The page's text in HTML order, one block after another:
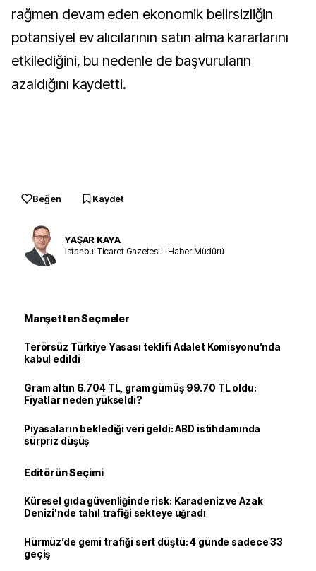
rağmen devam eden ekonomik belirsizliğin
potansiyel ev alıcılarının satın alma kararlarını
etkilediğini, bu nedenle de başvuruların
azaldığını kaydetti.
Beğen Kaydet
YAŞAR KAYA
İstanbul Ticaret Gazetesi – Haber Müdürü
Manşetten Seçmeler
Terörsüz Türkiye Yasası teklifi Adalet Komisyonu’nda
kabul edildi
Gram altın 6.704 TL, gram gümüş 99.70 TL oldu:
Fiyatlar neden yükseldi?
Piyasaların beklediği veri geldi: ABD istihdamında
sürpriz düşüş
Editörün Seçimi
Küresel gıda güvenliğinde risk: Karadeniz ve Azak
Denizi'nde tahıl trafiği sekteye uğradı
Hürmüz’de gemi trafiği sert düştü: 4 günde sadece 33
geçiş